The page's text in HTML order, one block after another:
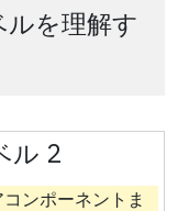
を理解す
ル 2
ンポーネントま